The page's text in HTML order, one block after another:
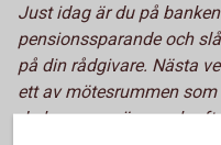
Just idag är du på
pensionssparande och
på din rådgivare. Nästa
ett av mötesrummen
du kommer gärna och